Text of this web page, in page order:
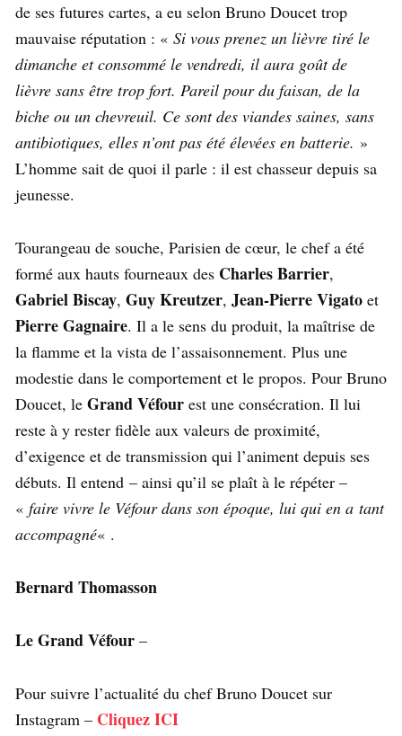
de ses futures cartes, a eu selon Bruno Doucet trop
mauvaise réputation : « Si vous prenez un lièvre tiré le
dimanche et consommé le vendredi, il aura goût de
lièvre sans être trop fort. Pareil pour du faisan, de la
biche ou un chevreuil. Ce sont des viandes saines, sans
antibiotiques, elles n’ont pas été élevées en batterie. »
L’homme sait de quoi il parle : il est chasseur depuis sa
jeunesse.
Tourangeau de souche, Parisien de cœur, le chef a été
formé aux hauts fourneaux des Charles Barrier,
Gabriel Biscay, Guy Kreutzer, Jean-Pierre Vigato et
Pierre Gagnaire. Il a le sens du produit, la maîtrise de
la flamme et la vista de l’assaisonnement. Plus une
modestie dans le comportement et le propos. Pour Bruno
Doucet, le Grand Véfour est une consécration. Il lui
reste à y rester fidèle aux valeurs de proximité,
d’exigence et de transmission qui l’animent depuis ses
débuts. Il entend – ainsi qu’il se plaît à le répéter –
« faire vivre le Véfour dans son époque, lui qui en a tant
accompagné« .
Bernard Thomasson
Le Grand Véfour –
Pour suivre l’actualité du chef Bruno Doucet sur
Instagram – Cliquez ICI